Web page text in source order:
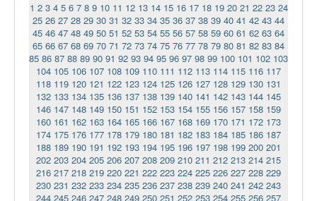
1 2 3 4 5 6 7 8 9 10 11 12 13 14 15 16 17 18 19 20 21 22 23 24
25 26 27 28 29 30 31 32 33 34 35 36 37 38 39 40 41 42 43 44
45 46 47 48 49 50 51 52 53 54 55 56 57 58 59 60 61 62 63 64
65 66 67 68 69 70 71 72 73 74 75 76 77 78 79 80 81 82 83 84
85 86 87 88 89 90 91 92 93 94 95 96 97 98 99 100 101 102 103
104 105 106 107 108 109 110 111 112 113 114 115 116 117
118 119 120 121 122 123 124 125 126 127 128 129 130 131
132 133 134 135 136 137 138 139 140 141 142 143 144 145
146 147 148 149 150 151 152 153 154 155 156 157 158 159
160 161 162 163 164 165 166 167 168 169 170 171 172 173
174 175 176 177 178 179 180 181 182 183 184 185 186 187
188 189 190 191 192 193 194 195 196 197 198 199 200 201
202 203 204 205 206 207 208 209 210 211 212 213 214 215
216 217 218 219 220 221 222 223 224 225 226 227 228 229
230 231 232 233 234 235 236 237 238 239 240 241 242 243
244 245 246 247 248 249 250 251 252 253 254 255 256 257